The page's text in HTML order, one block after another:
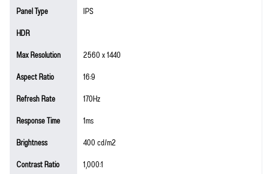
Panel Type
IPS
HDR
Max Resolution
2560 x 1440
Aspect Ratio
16:9
Refresh Rate
170Hz
Response Time
1ms
Brightness
400 cd/m2
Contrast Ratio
1,000:1